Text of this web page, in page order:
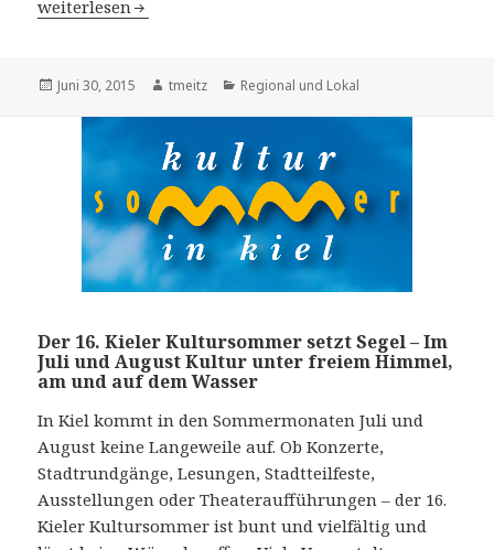
Risse in Fahrbahnen werden im gesamten Stadtgebiet
weiterlesen
Veröffentlicht
Juni 30, 2015 Autor
tmeitz Kategorien
Regional und Lokal
Der 16. Kieler Kultursommer setzt Segel – Im
Juli und August Kultur unter freiem Himmel,
am und auf dem Wasser
In Kiel kommt in den Sommermonaten Juli und
August keine Langeweile auf. Ob Konzerte,
Stadtrundgänge, Lesungen, Stadtteilfeste,
Ausstellungen oder Theateraufführungen – der 16.
Kieler Kultursommer ist bunt und vielfältig und